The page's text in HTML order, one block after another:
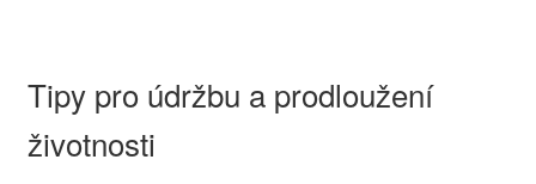
Tipy pro údržbu a prodloužení
životnosti